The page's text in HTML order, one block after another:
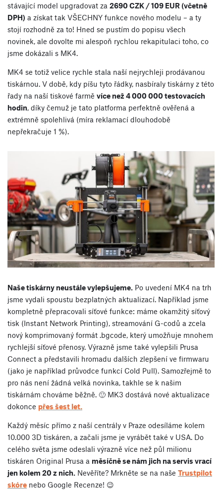
stávající model upgradovat za 2690 CZK / 109 EUR (včetně
DPH) a získat tak VŠECHNY funkce nového modelu – a ty
stojí rozhodně za to! Hned se pustím do popisu všech
novinek, ale dovolte mi alespoň rychlou rekapitulaci toho, co
jsme dokázali s MK4.
MK4 se totiž velice rychle stala naší nejrychleji prodávanou
tiskárnou. V době, kdy píšu tyto řádky, nasbíraly tiskárny z této
řady na naší tiskové farmě více než 4 000 000 testovacích
hodin, díky čemuž je tato platforma perfektně ověřená a
extrémně spolehlivá (míra reklamací dlouhodobě
nepřekračuje 1 %).
Naše tiskárny neustále vylepšujeme. Po uvedení MK4 na trh
jsme vydali spoustu bezplatných aktualizací. Například jsme
kompletně přepracovali síťové funkce: máme okamžitý síťový
tisk (Instant Network Printing), streamování G-codů a zcela
nový komprimovaný formát .bgcode, který umožňuje mnohem
rychlejší síťové přenosy. Výrazně jsme také vylepšili Prusa
Connect a představili hromadu dalších zlepšení ve firmwaru
(jako je například průvodce funkcí Cold Pull). Samozřejmě to
pro nás není žádná velká novinka, takhle se k našim
tiskárnám chováme běžně. 🙂 MK3 dostává nové aktualizace
dokonce přes šest let.
Každý měsíc přímo z naší centrály v Praze odesíláme kolem
10.000 3D tiskáren, a začali jsme je vyrábět také v USA. Do
celého světa jsme odeslali výrazně více než půl milionu
tiskáren Original Prusa a měsíčně se nám jich na servis vrací
jen kolem 20 z nich. Nevěříte? Mrkněte se na naše Trustpilot
skóre nebo Google Recenze! 😉